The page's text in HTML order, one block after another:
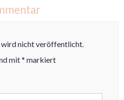
nicht veröffentlicht.
mit* markiert